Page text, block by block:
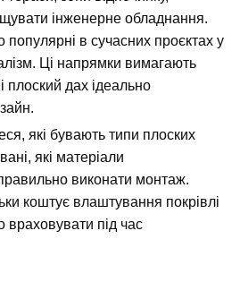
інженерне обладнання.
популярні в сучасних проєктах у
Ці напрямки вимагають
плоский дах ідеально
які бувають типи плоских
які матеріали
виконати монтаж.
коштує влаштування покрівлі
враховувати під час